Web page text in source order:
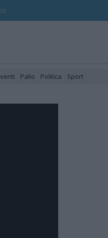
Palio Politica Sport